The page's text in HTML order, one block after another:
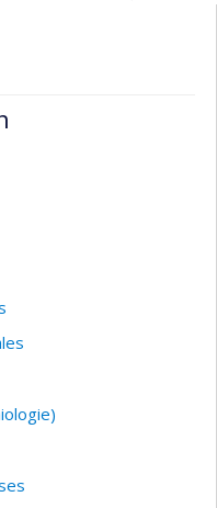
et des pratiques de
et l'innovation et
de santé et d'autre
patients, usagers
sécurité dans les
canadiens et sur
ces établissements.
le cadre de la
Elle s’intéresse aussi
des systèmes